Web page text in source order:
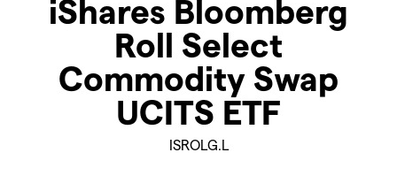
iShares Bloomberg
Roll Select
Commodity Swap
UCITS ETF
ISROLG.L